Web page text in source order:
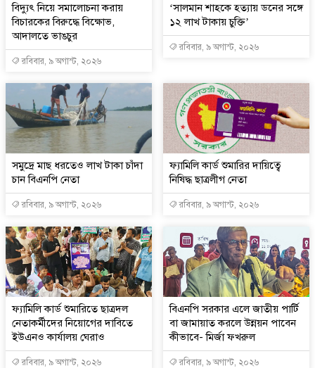
বিদ্যুৎ নিয়ে সমালোচনা করায়
বিচারকের বিরুদ্ধে বিক্ষোভ,
আদালতে ভাঙচুর
রবিবার, ৯ অগাস্ট, ২০২৬
‘সালমান শাহকে হত্যায় ডনের সঙ্গে
১২ লাখ টাকায় চুক্তি’
রবিবার, ৯ অগাস্ট, ২০২৬
সমু‌দ্রে মাছ ধরতেও লাখ টাকা চাঁদা
চান বিএনপি নেতা
রবিবার, ৯ অগাস্ট, ২০২৬
ফ্যামিলি কার্ড শুমারির দায়িত্বে
নিষিদ্ধ ছাত্রলীগ নেতা
রবিবার, ৯ অগাস্ট, ২০২৬
ফ্যামিলি কার্ড শুমারিতে ছাত্রদল
নেতাকর্মীদের নিয়োগের দাবিতে
ইউএনও কার্যালয় ঘেরাও
রবিবার, ৯ অগাস্ট, ২০২৬
বিএনপি সরকার এলে জাতীয় পার্টি
বা জামায়াত করলে উন্নয়ন পাবেন
কীভাবে- মির্জা ফখরুল
রবিবার, ৯ অগাস্ট, ২০২৬